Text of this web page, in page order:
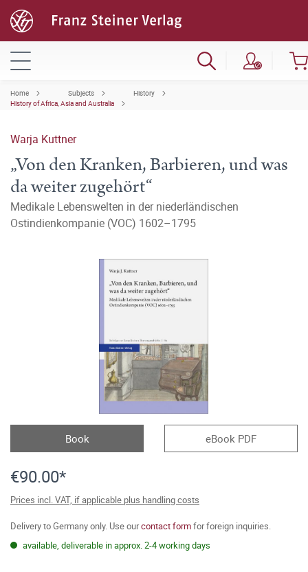
Home Subjects
History
History of Africa, Asia and Australia
Warja Kuttner
„Von den Kranken, Barbieren, und was
da weiter zugehört“
Medikale Lebenswelten in der niederländischen
Ostindienkompanie (VOC) 1602–1795
Book eBook PDF
€90.00*
Prices incl. VAT, if applicable plus handling costs
Delivery to Germany only. Use ourcontact formfor foreign inquiries.
available, deliverable in approx. 2-4 working days